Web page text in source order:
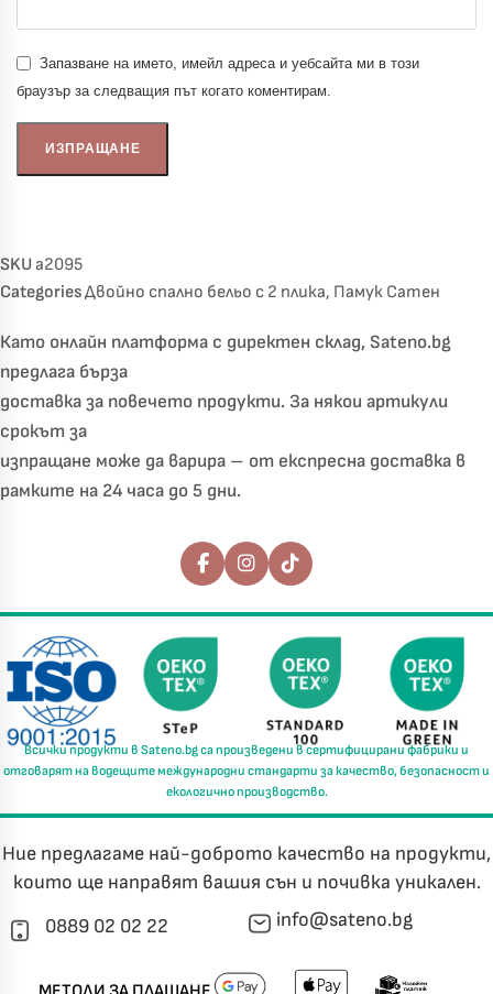
Запазване на името, имейл адреса и уебсайта ми в този
браузър за следващия път когато коментирам.
SKUa2095
CategoriesДвойно спално бельо с 2 плика, Памук Сатен
Като онлайн платформа с директен склад, Sateno.bg
предлага бърза
доставка за повечето продукти. За някои артикули
срокът за
изпращане може да варира – от експресна доставка в
рамките на 24 часа до 5 дни.
Последвайте ни
Всички продукти в Sateno.bgса произведени всертифицирани фабрики и
отговарят на водещите международни стандарти закачество, безопасност и
екологично производство.
Ние предлагаме най-доброто качество на продукти,
които ще направят вашия сън и почивка уникален.
0889 02 02 22
info@sateno.bg